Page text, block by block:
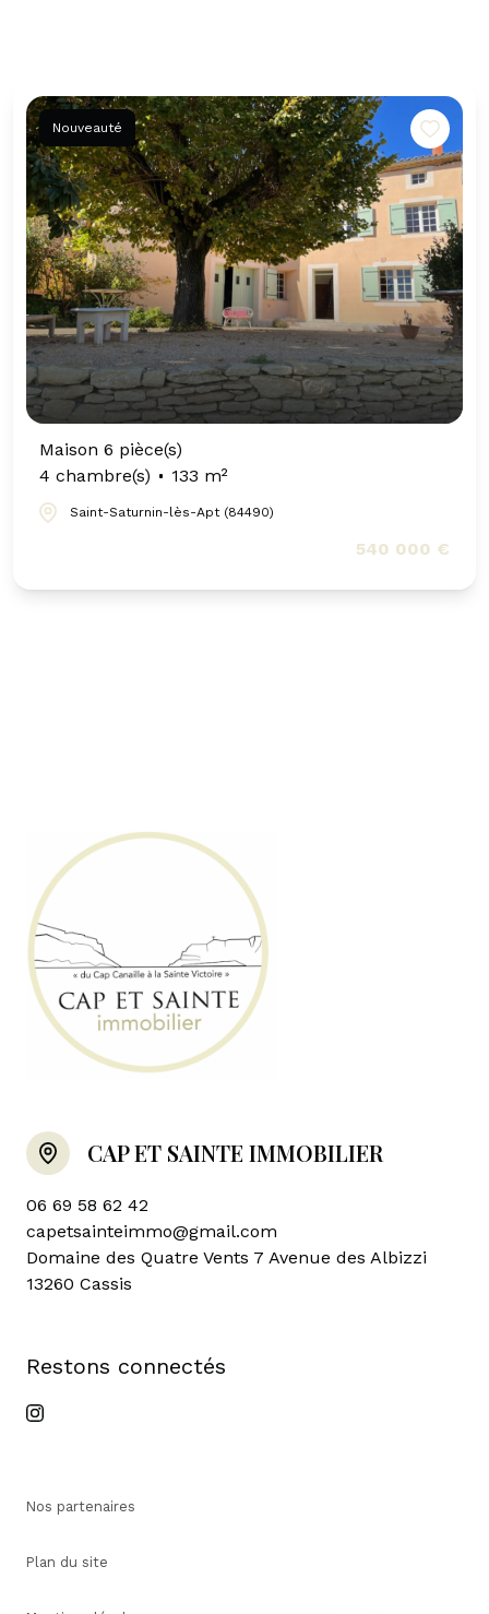
Nouveauté
Maison 6 pièce(s)
4 chambre(s)
133 m²
Saint-Saturnin-lès-Apt (84490)
540 000 €
CAP ET SAINTE IMMOBILIER
06 69 58 62 42
capetsainteimmo@gmail.com
Domaine des Quatre Vents 7 Avenue des Albizzi
13260 Cassis
restons connectés
Nos partenaires
Plan du site